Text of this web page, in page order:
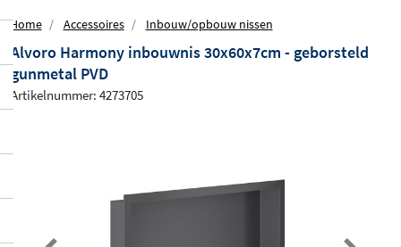
Home Accessoires Inbouw/opbouw nissen
Alvoro Harmony inbouwnis 30x60x7cm - geborsteld
gunmetal PVD
Artikelnummer: 4273705